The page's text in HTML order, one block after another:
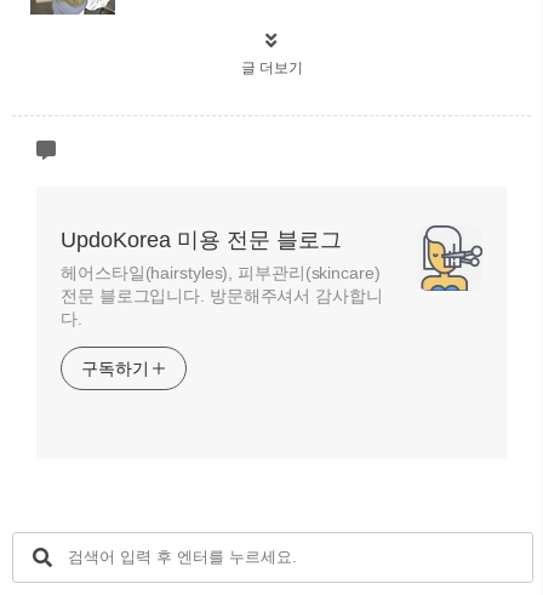
글 더보기
UpdoKorea 미용 전문 블로그
헤어스타일(hairstyles), 피부관리(skincare)
전문 블로그입니다. 방문해주셔서 감사합니
다.
구독하기